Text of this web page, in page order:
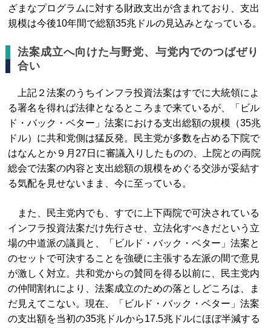
ざまなプログラムに対する財政支出が含まれており、支出
規模は今後10年間で総額35兆ドルの見込みとなっている。
法案成立へ向けた与野党、与党内でのつばぜり
合い
上記２法案のうちインフラ投資法案はすでに大統領によ
る署名を得れば法律となるところまで来ているが、「ビル
ド・バック・ベター」法案における支出総額の規模（35兆
ドル）に共和党側は猛反発。民主党が多数を占める下院で
はなんとか９月27日に審議入りしたものの、上院との両院
総会で法案の内容と支出総額の規模をめぐる交渉が妥結す
る気配を見せないまま、今に至っている。
また、民主党内でも、すでに上下両院で可決されている
インフラ投資法案だけ先行させ、立法化すべきだという立
場の中道派の議員と、「ビルド・バック・ベター」法案と
のセットで可決することを強硬に主張する左派の間で意見
が激しく対立。共和党からの賛同を得る以前に、民主党内
の仲間割れにより、法案成立のための落としどころは、ま
だ見えてこない。現在、「ビルド・バック・ベター」法案
の支出額を当初の35兆ドルから17.5兆ドルにほぼ半減する